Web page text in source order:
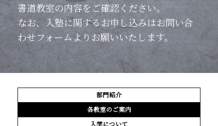
書道教室の内容をご確認ください。
なお、入塾に関するお申し込みはお問い合
わせフォームよりお願いいたします。
部門紹介
各教室のご案内
入学について